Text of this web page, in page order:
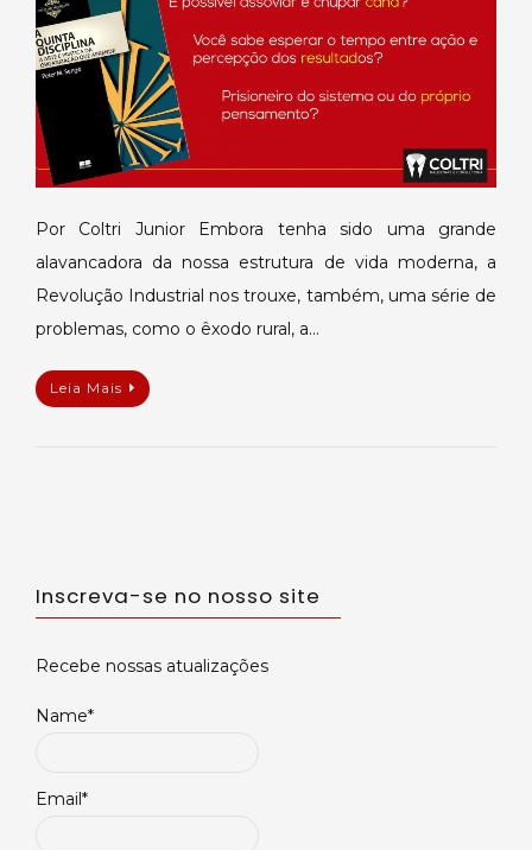
Por Coltri Junior Embora tenha sido uma grande
alavancadora da nossa estrutura de vida moderna, a
Revolução Industrial nos trouxe, também, uma série de
problemas, como o êxodo rural, a…
Leia Mais
Inscreva-se no nosso site
Recebe nossas atualizações
Name*
Email*